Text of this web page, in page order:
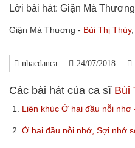
Lời bài hát: Giận Mà Thương
Giận Mà Thương - Bùi Thị Thúy,
nhacdanca 24/07/2018
Các bài hát của ca sĩ Bùi
1. Liên khúc Ở hai đầu nỗi
2. Ở hai đầu nỗi nhớ, Sợi nhớ